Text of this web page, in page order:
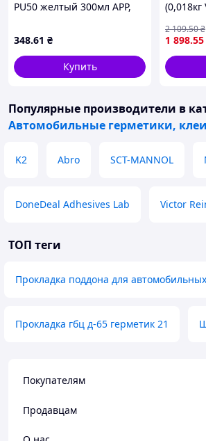
PU50 желтый 300мл APP,
348.61 ₴
Купить
(0,018кг
1 898.55
2 109.50₴
Популярные производители в
Автомобильные герметики, клеи
K2 Abro SCT-MANNOL
DoneDeal Adhesives Lab Victor
ТОП теги
Прокладка поддона для
Прокладка гбц д-65 герметик 21
Покупателям
Продавцам